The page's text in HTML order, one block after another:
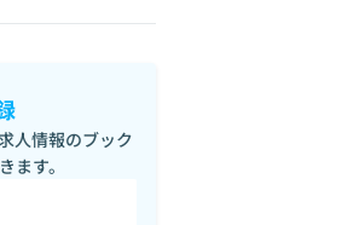
人情報のブック
ます。